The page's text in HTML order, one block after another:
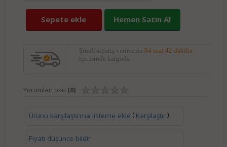
Sepete ekle Hemen Satın Al
Şimdi sipariş verirseniz 94 saat 42 dakika
içerisinde kargoda.
Yorumları oku (0)
Ürünü karşılaştırma listeme ekle ( Karşılaştır)
Fiyatı düşünce bildir